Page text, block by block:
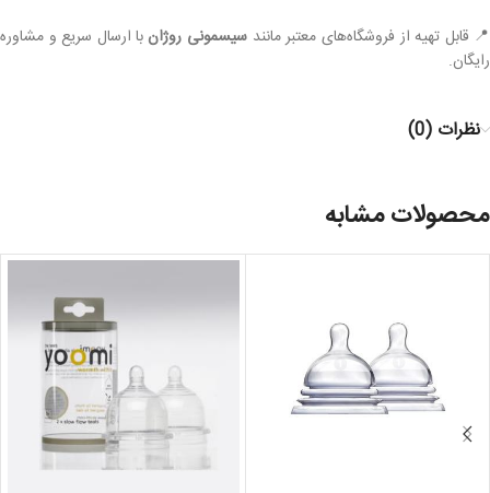
📍 قابل تهیه از فروشگاه‌های معتبر مانند سیسمونی روژان با ارسال سریع و مشاوره
رایگان.
نظرات (0)
محصولات مشابه